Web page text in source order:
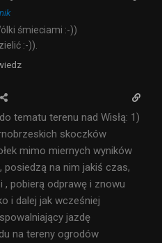
śmieciami :-))
:-)).
tematu terenu nad Wisłą: 1)
skoczków
mimo miernych wyników
posiedzą na nim jakiś czas,
, pobierą odprawę i znowu
i dalej jak wcześniej
jazdę
na tereny ogrodów